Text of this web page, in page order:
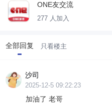
ONE友交流
277 人加入
全部回复 只看楼主
沙司
2025-12-5 09:22:23
加油了 老哥